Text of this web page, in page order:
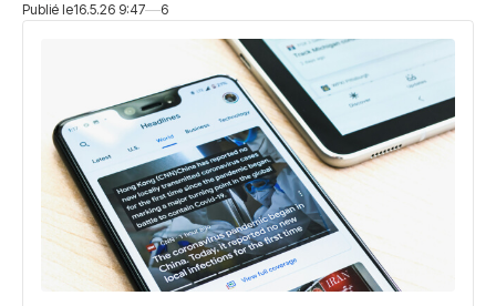
Publié le16.5.26 9:47 6